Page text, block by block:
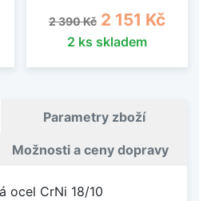
Běžná cena
2 390 Kč Cena
2 151 Kč
2 ks skladem
Parametry zboží
Možnosti a ceny dopravy
ocel CrNi 18/10